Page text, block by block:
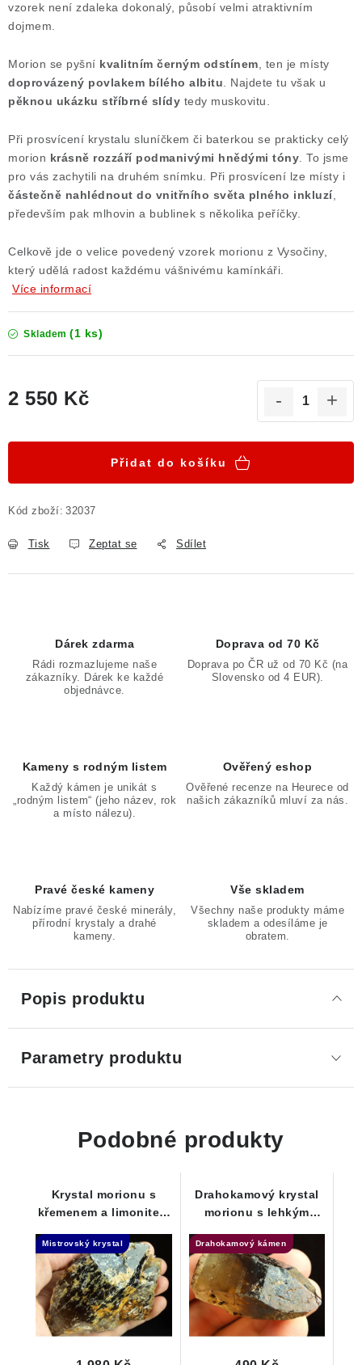
vzorek není zdaleka dokonalý, působí velmi atraktivním
dojmem.
Morion se pyšní kvalitním černým odstínem , ten je místy
doprovázený povlakem bílého albitu . Najdete tu však u
pěknou ukázku stříbrné slídy tedy muskovitu.
Při prosvícení krystalu sluníčkem či baterkou se prakticky celý
morion krásně rozzáří podmanivými hnědými tóny . To jsme
pro vás zachytili na druhém snímku. Při prosvícení lze místy i
částečně nahlédnout do vnitřního světa plného inkluzí,
především pak mlhovin a bublinek s několika peříčky.
Celkově jde o velice povedený vzorek morionu z Vysočiny,
který udělá radost každému vášnivému kamínkáři.
Více informací
Skladem (1 ks)
2 550 Kč
Přidat do košíku
Kód zboží: 32037
Tisk Zeptat se Sdílet
Dárek zdarma
Rádi rozmazlujeme naše
zákazníky. Dárek ke každé
objednávce.
Doprava od 70 Kč
Doprava po ČR už od 70 Kč (na
Slovensko od 4 EUR).
Kameny s rodným listem
Každý kámen je unikát s
„rodným listem“ (jeho název, rok
a místo nálezu).
Ověřený eshop
Ověřené recenze na Heurece od
našich zákazníků mluví za nás.
Pravé české kameny
Nabízíme pravé české minerály,
přírodní krystaly a drahé
kameny.
Vše skladem
Všechny naše produkty máme
skladem a odesíláme je
obratem.
Popis produktu
Parametry produktu
Podobné produkty
Krystal morionu s
křemenem a limonitem
Mistrovský krystal
Drahokamový krystal
morionu s lehkým
Drahokamový kámen